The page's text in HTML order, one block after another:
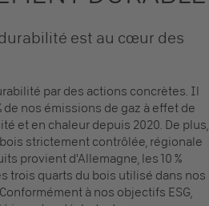
est au cœur des
par des actions concrètes. Il
nos émissions de gaz à effet de
et en chaleur depuis 2020. De plus,
strictement contrôlée, régionale
provient d'Allemagne, les 10 %
trois quarts du bois utilisé dans nos
à nos objectifs ESG,